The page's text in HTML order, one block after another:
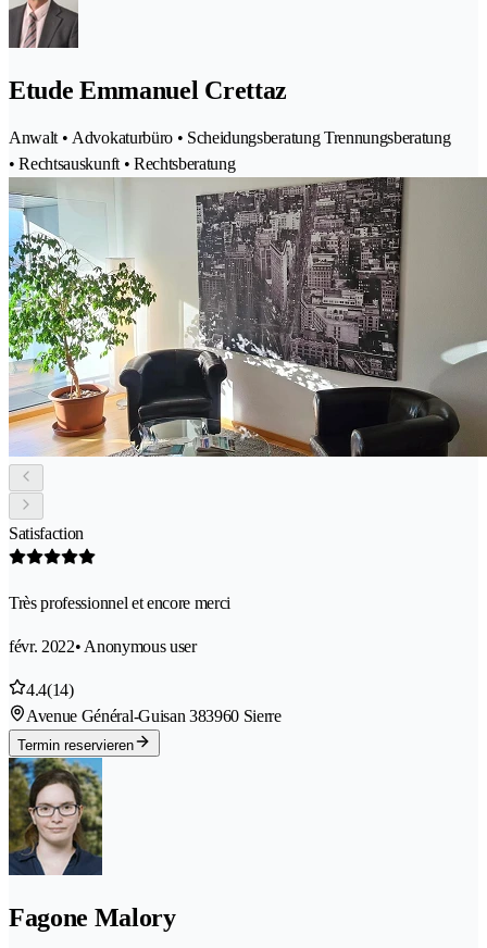
Etude Emmanuel Crettaz
Anwalt • Advokaturbüro • Scheidungsberatung Trennungsberatung
• Rechtsauskunft • Rechtsberatung
Satisfaction
Très professionnel et encore merci
févr. 2022• Anonymous user
4.4(14)
Avenue Général-Guisan 383960 Sierre
Termin reservieren
Fagone Malory